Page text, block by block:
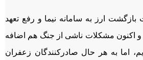
بازگشت ارز به سامانه نیما و رفع تعهد
و اکنون مشکلات ناشی از جنگ هم اضافه
اما به هر حال صادرکنندگان زعفران